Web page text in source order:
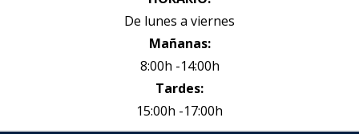
De lunes a viernes
Mañanas:
8:00h -14:00h
Tardes:
15:00h -17:00h